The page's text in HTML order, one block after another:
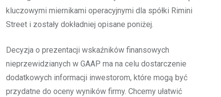
kluczowymi miernikami operacyjnymi dla spółki Rimini
Street i zostały dokładniej opisane poniżej.
Decyzja o prezentacji wskaźników finansowych
nieprzewidzianych w GAAP ma na celu dostarczenie
dodatkowych informacji inwestorom, które mogą być
przydatne do oceny wyników firmy. Chcemy ułatwić